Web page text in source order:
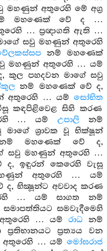
අතුරෙහි මේ අග්‍ර
මහණෙක් වේ ද …
… ප්‍රඥාගති ඇති …
සවු මහණුන් අතුරෙහි
නම් මහණෙක්
මහණුන් අතුරෙහි … යම්
කුල පහදවන මාගේ සවු
නම් මහණෙක් වේ ද,
අතුරෙහි … යම් සෝභිත
කඳපිළිවෙළ සිහි කරණ
… යම්උපාලි නම්
ශ්‍රාවක වූ භික්ෂූන්
මහණෙක් වේ ද,
සවු මහණුන් අතුරෙහි …
ඉඳුරන් කෙරෙහි වැසූ
අතුරෙහි … යම්
භික්‍ෂූන්ට අවවාද කරණ
… යම් සාගත නම්
සමවැදීමෙහි
අතුරෙහි … යම්රාධ නම්
ප්‍රත්‍යය වන
… යම් මෝඝරාජ